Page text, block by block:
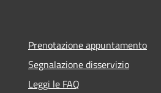
Prenotazione appuntamento
Segnalazione disservizio
Leggi le FAQ